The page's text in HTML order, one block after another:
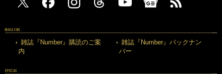
MAGAZINE
雑誌『Number』購読のご案
内
雑誌『Number』バックナン
バー
SPECIAL